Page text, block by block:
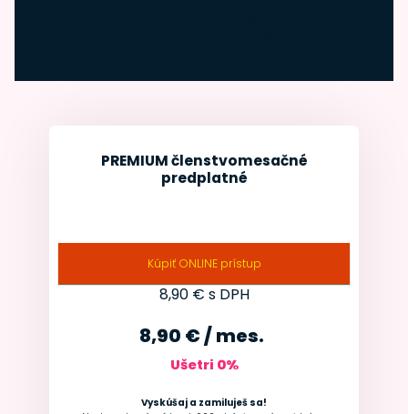
PREMIUM členstvomesačné
predplatné
8,90 € / mes.
Ušetri 0%
Vyskúšaj a zamiluješ sa!
8,90€ s DPH
Kúpiť ONLINE prístup